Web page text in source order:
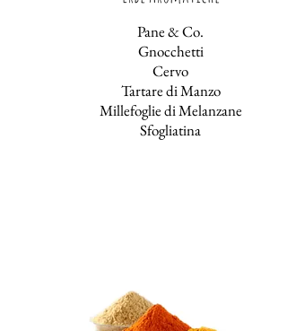
Pane & Co.
Gnocchetti
Cervo
Tartare di Manzo
Millefoglie di Melanzane
Sfogliatina